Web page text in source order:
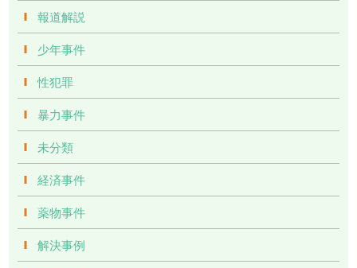
報道解説
少年事件
性犯罪
暴力事件
未分類
経済事件
薬物事件
解決事例